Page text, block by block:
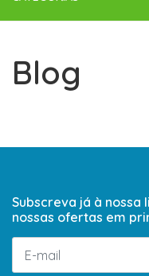
Blog
Subscreva já à
nossas ofertas em